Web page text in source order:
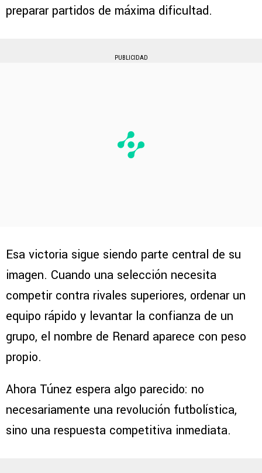
preparar partidos de máxima dificultad.
PUBLICIDAD
Esa victoria sigue siendo parte central de su
imagen. Cuando una selección necesita
competir contra rivales superiores, ordenar un
equipo rápido y levantar la confianza de un
grupo, el nombre de Renard aparece con peso
propio.
Ahora Túnez espera algo parecido: no
necesariamente una revolución futbolística,
sino una respuesta competitiva inmediata.